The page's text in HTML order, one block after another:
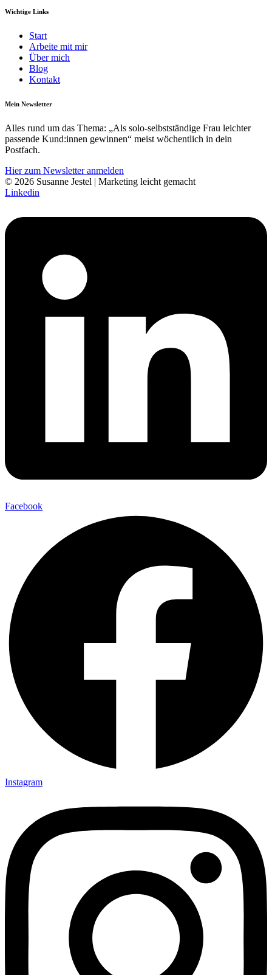
Wichtige Links
Start
Arbeite mit mir
Über mich
Blog
Kontakt
Mein Newsletter
Alles rund um das Thema: „Als solo-selbst­­ständige Frau leichter
pass­ende Kund:innen gewinnen“ meist wöchentlich in dein
Postfach.
Hier zum Newsletter anmelden
© 2026 Susanne Jestel | Marketing leicht gemacht
Linkedin
Facebook
Instagram